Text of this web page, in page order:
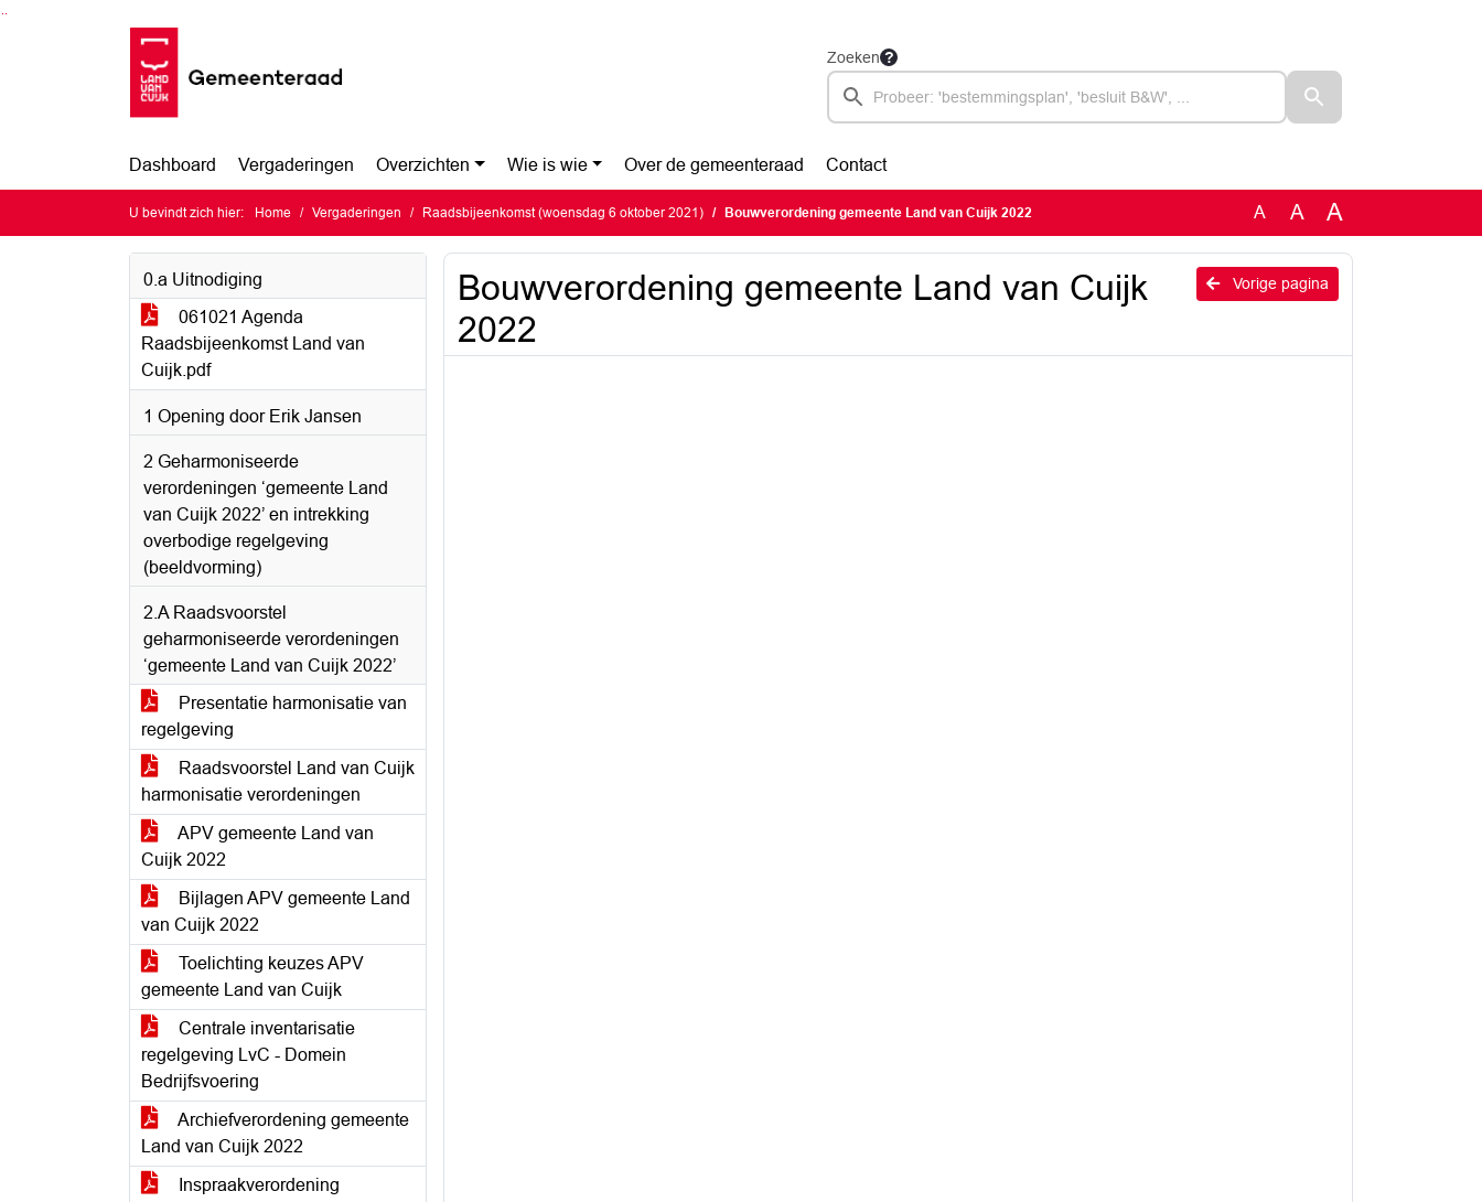
Ga naar de inhoud van deze pagina
Ga naar het zoeken
Ga naar het menu
Zoeken
Dashboard Vergaderingen Overzichten Wie is wie Over de gemeenteraad Contact
U bevindt zich hier: Home Vergaderingen Raadsbijeenkomst (woensdag 6 oktober 2021) Bouwverordening gemeente Land van Cuijk 2022 A A A
0.a Uitnodiging
061021 Agenda
Raadsbijeenkomst Land van
Cuijk.pdf
1 Opening door Erik Jansen
2 Geharmoniseerde
verordeningen ‘gemeente Land
van Cuijk 2022’ en intrekking
overbodige regelgeving
(beeldvorming)
2.A Raadsvoorstel
geharmoniseerde verordeningen
‘gemeente Land van Cuijk 2022’
Presentatie harmonisatie van
regelgeving
Raadsvoorstel Land van Cuijk
harmonisatie verordeningen
APV gemeente Land van
Cuijk 2022
Bijlagen APV gemeente Land
van Cuijk 2022
Toelichting keuzes APV
gemeente Land van Cuijk
Centrale inventarisatie
regelgeving LvC - Domein
Bedrijfsvoering
Archiefverordening gemeente
Land van Cuijk 2022
Inspraakverordening
Vorige pagina
Bouwverordening gemeente Land van Cuijk
2022